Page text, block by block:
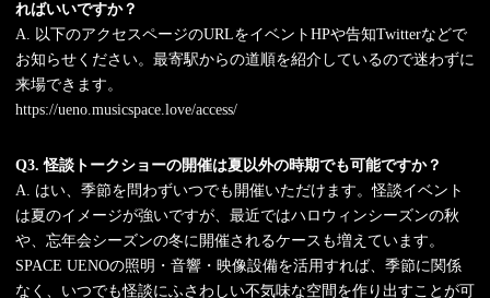
ればいいですか？
A. 以下のアクセスページのURLをイベントHPや告知Twitterなどで
お知らせください。最寄駅からの道順を紹介しているので迷わずに
来場できます。
https://ueno.musicspace.love/access/
Q3. 怪談トークショーの開催は夏以外の時期でも可能ですか？
A. はい、季節を問わずいつでも開催いただけます。怪談イベント
は夏のイメージが強いですが、最近ではハロウィンシーズンの秋
や、忘年会シーズンの冬に開催されるケースも増えています。
SPACE UENOの照明・音響・映像設備を活用すれば、季節に関係
なく、いつでも怪談にふさわしい不気味な空間を作り出すことが可